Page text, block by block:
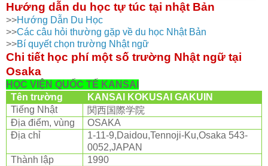
Hướng dẫn du học tự túc tại nhật Bản
>>Hướng Dẫn Du Học
>>Các câu hỏi thường gặp về du học Nhật Bản
>>Bí quyết chọn trường Nhật ngữ
Chi tiết học phí một số trường Nhật ngữ tại
Osaka
HỌC VIỆN QUỐC TẾ KANSAI
Tên trường
KANSAI KOKUSAI GAKUIN
Tiếng Nhật
関西国際学院
Địa điểm, vùng
OSAKA
Địa chỉ
1-11-9,Daidou,Tennoji-Ku,Osaka 543-
0052,JAPAN
Thành lập
1990